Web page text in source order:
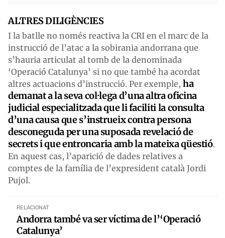
ALTRES DILIGÈNCIES
I la batlle no només reactiva la CRI en el marc de la
instrucció de l’atac a la sobirania andorrana que
s’hauria articulat al tomb de la denominada
‘Operació Catalunya’ si no que també ha acordat
altres actuacions d’instrucció. Per exemple, ha
demanat a la seva col·lega d’una altra oficina
judicial especialitzada que li faciliti la consulta
d’una causa que s’instrueix contra persona
desconeguda per una suposada revelació de
secrets i que entroncaria amb la mateixa qüestió.
En aquest cas, l’aparició de dades relatives a
comptes de la família de l’expresident català Jordi
Pujol.
RELACIONAT
Andorra també va ser víctima de l’‘Operació
Catalunya’